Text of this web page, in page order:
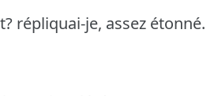
répliquai-je, assez étonné.